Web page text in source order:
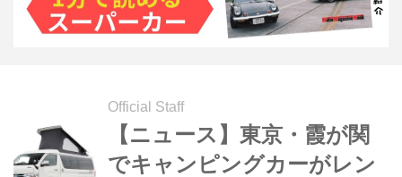
Official Staff
【ニュース】東京・霞が関
でキャンピングカーがレン